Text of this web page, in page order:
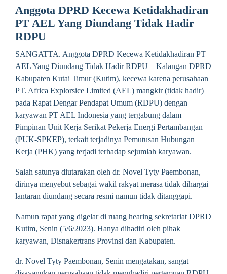
Anggota DPRD Kecewa Ketidakhadiran
PT AEL Yang Diundang Tidak Hadir
RDPU
SANGATTA. Anggota DPRD Kecewa Ketidakhadiran PT
AEL Yang Diundang Tidak Hadir RDPU – Kalangan DPRD
Kabupaten Kutai Timur (Kutim), kecewa karena perusahaan
PT. Africa Explorsice Limited (AEL) mangkir (tidak hadir)
pada Rapat Dengar Pendapat Umum (RDPU) dengan
karyawan PT AEL Indonesia yang tergabung dalam
Pimpinan Unit Kerja Serikat Pekerja Energi Pertambangan
(PUK-SPKEP), terkait terjadinya Pemutusan Hubungan
Kerja (PHK) yang terjadi terhadap sejumlah karyawan.
Salah satunya diutarakan oleh dr. Novel Tyty Paembonan,
dirinya menyebut sebagai wakil rakyat merasa tidak dihargai
lantaran diundang secara resmi namun tidak ditanggapi.
Namun rapat yang digelar di ruang hearing sekretariat DPRD
Kutim, Senin (5/6/2023). Hanya dihadiri oleh pihak
karyawan, Disnakertrans Provinsi dan Kabupaten.
dr. Novel Tyty Paembonan, Senin mengatakan, sangat